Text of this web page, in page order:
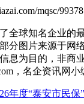
mqsc/
全球知名企业的
分图片来源于网
息为目的，非商
，名企资讯网小
年度“泰安市民保